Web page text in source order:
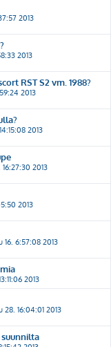
2013
2013
RST S2 vm. 1988?
2013
2013
2013
2013
16. 6:57:08 2013
2013
28. 16:04:01 2013